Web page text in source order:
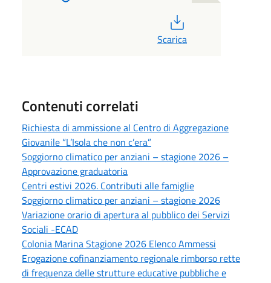
Scarica
Contenuti correlati
Richiesta di ammissione al Centro di Aggregazione
Giovanile “L’Isola che non c’era”
Soggiorno climatico per anziani – stagione 2026 –
Approvazione graduatoria
Centri estivi 2026. Contributi alle famiglie
Soggiorno climatico per anziani – stagione 2026
Variazione orario di apertura al pubblico dei Servizi
Sociali -ECAD
Colonia Marina Stagione 2026 Elenco Ammessi
Erogazione cofinanziamento regionale rimborso rette
di frequenza delle strutture educative pubbliche e